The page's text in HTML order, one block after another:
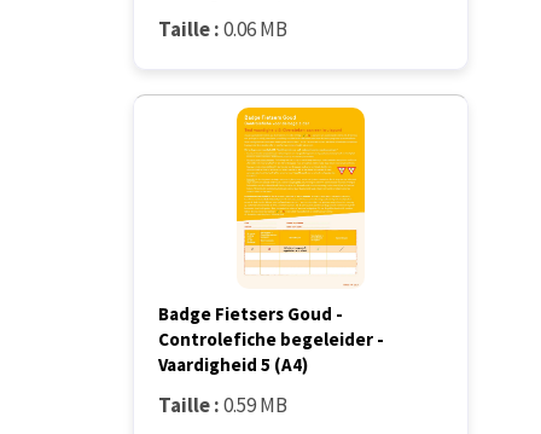
Taille :0.06 MB
Badge Fietsers Goud -
Controlefiche begeleider -
Vaardigheid 5 (A4)
Taille :0.59 MB